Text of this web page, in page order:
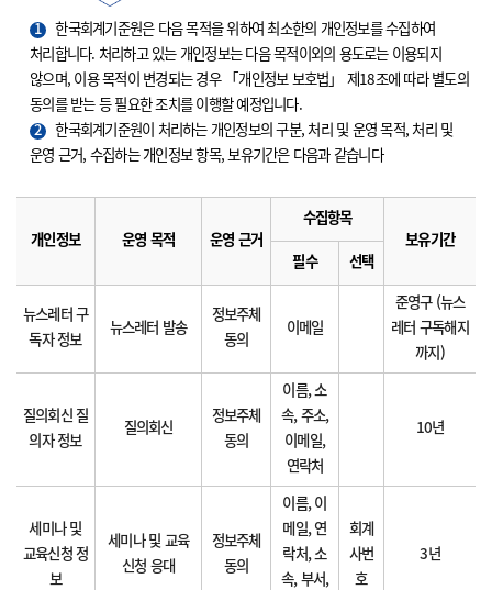
1
한국회계기준원은 다음 목적을 위하여 최소한의 개인정보를 수집하여
처리합니다. 처리하고 있는 개인정보는 다음 목적이외의 용도로는 이용되지
않으며, 이용 목적이 변경되는 경우 「개인정보 보호법」 제18조에 따라 별도의
동의를 받는 등 필요한 조치를 이행할 예정입니다.
2
한국회계기준원이 처리하는 개인정보의 구분, 처리 및 운영 목적, 처리 및
운영 근거, 수집하는 개인정보 항목, 보유기간은 다음과 같습니다
개인정보 운영 목적 운영 근거
수집항목
보유기간
필수
선택
뉴스레터 구
독자 정보
뉴스레터 발송
정보주체
동의
이메일
준영구 (뉴스
레터 구독해지
까지)
질의회신 질
의자 정보
질의회신
정보주체
동의
이름, 소
속, 주소,
이메일,
연락처
10년
세미나 및
교육신청 정
보
세미나 및 교육
신청 응대
정보주체
동의
이름, 이
메일, 연
락처, 소
속, 부서,
회계
사번
호
3년